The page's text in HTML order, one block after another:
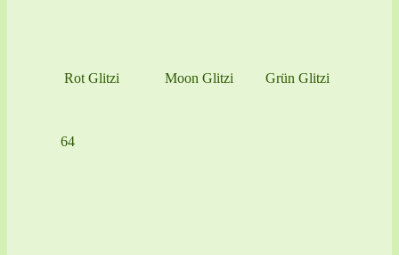
Rot Glitzi Moon Glitzi Grün Glitzi
64